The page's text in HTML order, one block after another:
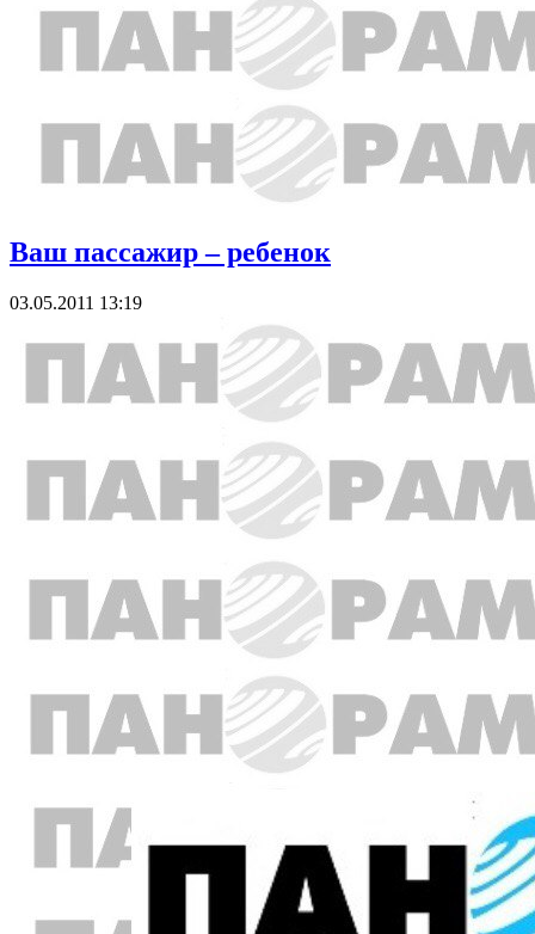
Ваш пассажир – ребенок
03.05.2011 13:19